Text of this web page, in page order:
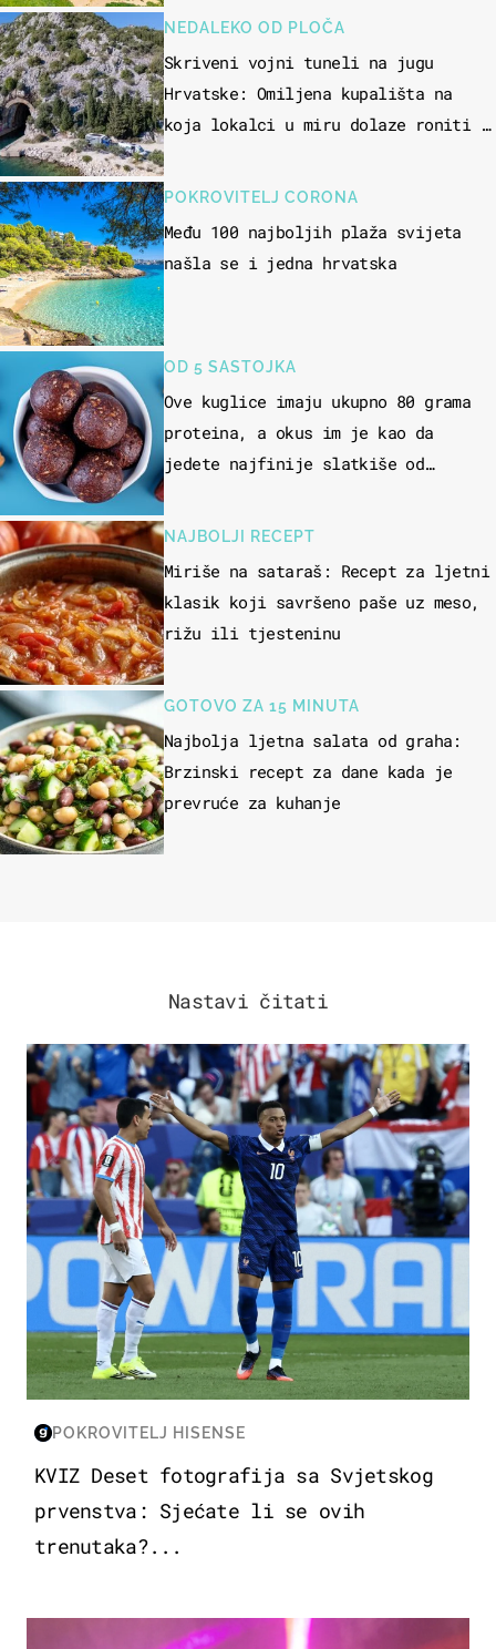
NEDALEKO OD PLOČA
Skriveni vojni tuneli na jugu
Hrvatske: Omiljena kupališta na
koja lokalci u miru dolaze roniti i
POKROVITELJ CORONA
Među 100 najboljih plaža svijeta
našla se i jedna hrvatska
OD 5 SASTOJKA
Ove kuglice imaju ukupno 80 grama
proteina, a okus im je kao da
jedete najfinije slatkiše od
NAJBOLJI RECEPT
Miriše na sataraš: Recept za ljetni
klasik koji savršeno paše uz meso,
rižu ili tjesteninu
GOTOVO ZA 15 MINUTA
Najbolja ljetna salata od graha:
Brzinski recept za dane kada je
prevruće za kuhanje
Nastavi čitati
SVJETSKO PRVENSTVO 2026
POKROVITELJ HISENSE
KVIZ Deset fotografija sa Svjetskog
prvenstva: Sjećate li se ovih
trenutaka?...
KULTURA & ZABAVA